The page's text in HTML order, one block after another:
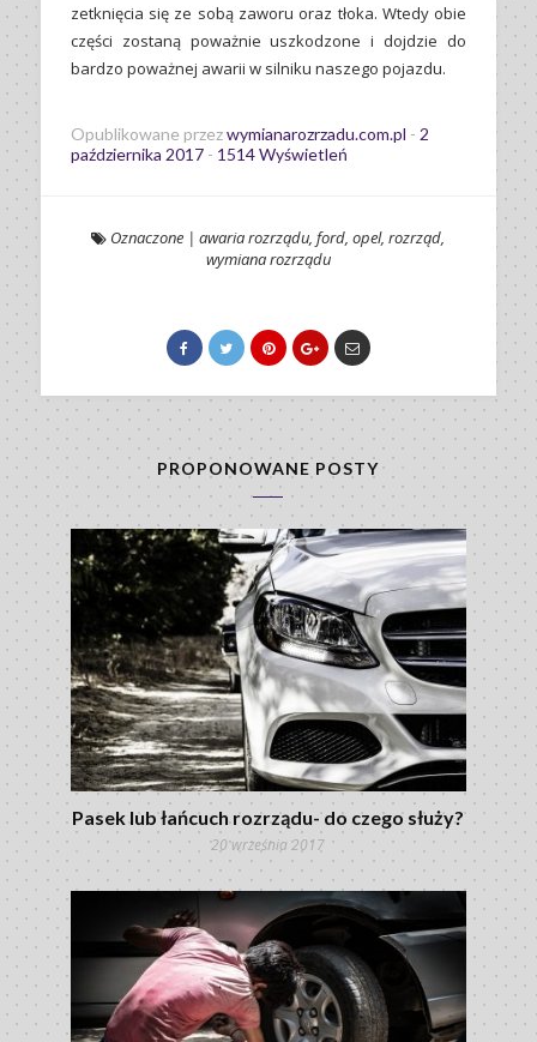
zetknięcia się ze sobą zaworu oraz tłoka. Wtedy obie
części zostaną poważnie uszkodzone i dojdzie do
bardzo poważnej awarii w silniku naszego pojazdu.
Opublikowane przezwymianarozrzadu.com.pl - 2
października 2017 - 1514 Wyświetleń
Oznaczone |awaria rozrządu,ford,opel,rozrząd,
wymiana rozrządu
PROPONOWANE POSTY
Pasek lub łańcuch rozrządu- do czego służy?
20 września 2017